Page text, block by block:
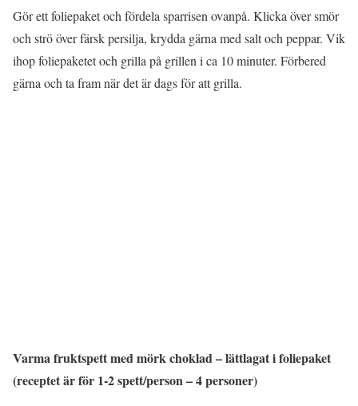
Gör ett foliepaket och fördela sparrisen ovanpå. Klicka över smör
och strö över färsk persilja, krydda gärna med salt och peppar. Vik
ihop foliepaketet och grilla på grillen i ca 10 minuter. Förbered
gärna och ta fram när det är dags för att grilla.
Varma fruktspett med mörk choklad – lättlagat i foliepaket
(receptet är för 1-2 spett/person – 4 personer)